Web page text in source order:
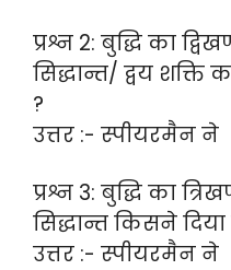
प्रश्न 2: बुद्धि का
सिद्धान्त/ द्वय शक्ति
?
उत्तर :- स्पीयरमैन ने
प्रश्न 3: बुद्धि का
सिद्धान्त किसने दिया
उत्तर :- स्पीयरमैन ने